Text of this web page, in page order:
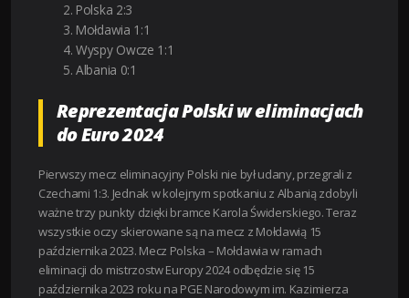
Polska 2:3
Mołdawia 1:1
Wyspy Owcze 1:1
Albania 0:1
Reprezentacja Polski w eliminacjach
do Euro 2024
Pierwszy mecz eliminacyjny Polski nie był udany, przegrali z
Czechami 1:3. Jednak w kolejnym spotkaniu z Albanią zdobyli
ważne trzy punkty dzięki bramce Karola Świderskiego. Teraz
wszystkie oczy skierowane są na mecz z Mołdawią 15
października 2023. Mecz Polska – Mołdawia w ramach
eliminacji do mistrzostw Europy 2024 odbędzie się 15
października 2023 roku na PGE Narodowym im. Kazimierza